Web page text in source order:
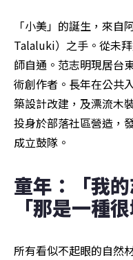
「小美」的誕生，來自
Talaluki）之手。從未
師自通。范志明現居台
術創作者。長年在公共
築設計改建，及漂流木
投身於部落社區營造，
成立鼓隊。
童年：「我的
「那是一種
所有看似不起眼的自然